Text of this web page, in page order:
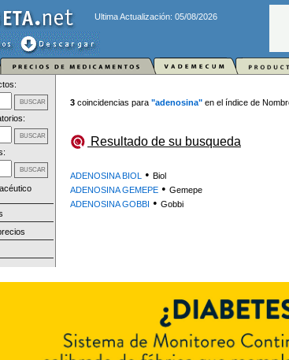
Ultima Actualización: 05/08/2026
3 coincidencias para "adenosina" en el índice de
Resultado de su busqueda
ADENOSINA BIOL • Biol
ADENOSINA GEMEPE • Gemepe
ADENOSINA GOBBI • Gobbi